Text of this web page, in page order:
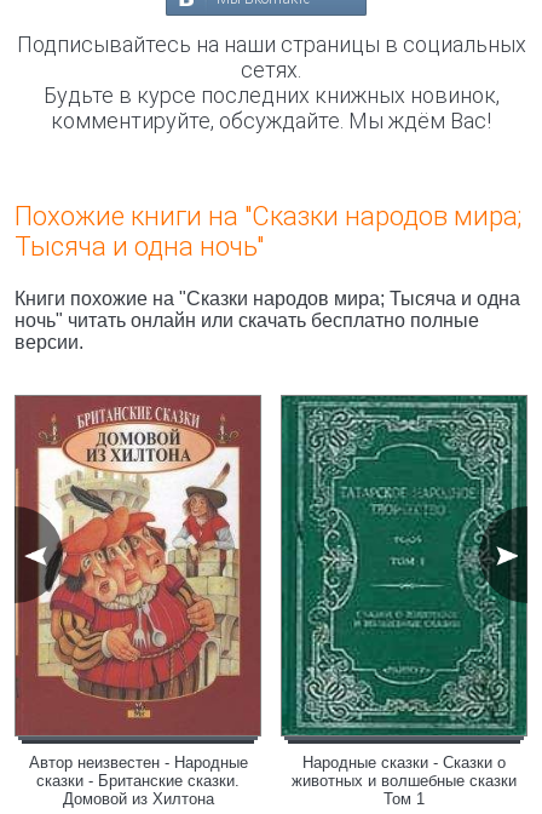
Подписывайтесь на наши страницы в социальных
сетях.
Будьте в курсе последних книжных новинок,
комментируйте, обсуждайте. Мы ждём Вас!
Похожие книги на "Сказки народов мира;
Тысяча и одна ночь"
Книги похожие на "Сказки народов мира; Тысяча и одна
ночь" читать онлайн или скачать бесплатно полные
версии.
Автор неизвестен - Народные
сказки - Британские сказки.
Домовой из Хилтона
Народные сказки - Сказки о
животных и волшебные сказки
Том 1